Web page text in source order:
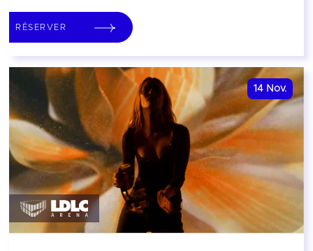
RÉSERVER
14 Nov.